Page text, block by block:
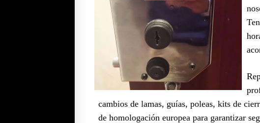
cambios de lamas, guías, poleas, kits de
de homologación europea para garantizar